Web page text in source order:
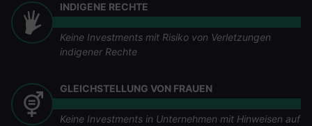
INDIGENE RECHTE
Keine Investments mit Risiko von Verletzungen
indigener Rechte
GLEICHSTELLUNG VON FRAUEN
Keine Investments in Unternehmen mit Hinweisen auf